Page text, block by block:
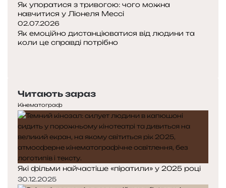
Як упоратися з тривогою: чого можна
навчитися у Ліонеля Мессі
02.07.2026
Як емоційно дистанціюватися від людини та
коли це справді потрібно
Читають зараз
Кінематограф
Які фільми найчастіше «піратили» у 2025 році
30.12.2025